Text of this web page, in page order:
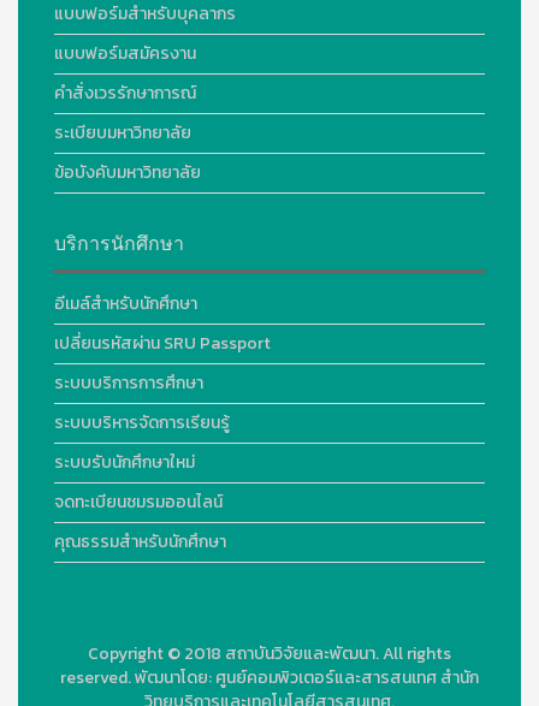
แบบฟอร์มสำหรับบุคลากร
แบบฟอร์มสมัครงาน
คำสั่งเวรรักษาการณ์
ระเบียบมหาวิทยาลัย
ข้อบังคับมหาวิทยาลัย
บริการนักศึกษา
อีเมล์สำหรับนักศึกษา
เปลี่ยนรหัสผ่าน SRU Passport
ระบบบริการการศึกษา
ระบบบริหารจัดการเรียนรู้
ระบบรับนักศึกษาใหม่
จดทะเบียนชมรมออนไลน์
คุณธรรมสำหรับนักศึกษา
Copyright © 2018 สถาบันวิจัยและพัฒนา. All rights
reserved.พัฒนาโดย:ศูนย์คอมพิวเตอร์และสารสนเทศ สำนัก